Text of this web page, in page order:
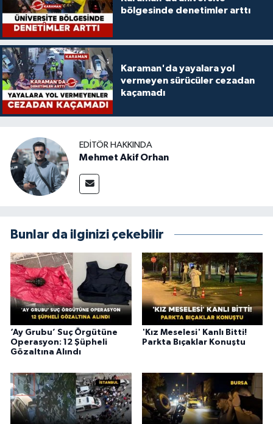
bölgesinde denetimler arttı
Karaman'da yayalara yol
vermeyen sürücüler cezadan
kaçamadı
EDITÖR HAKKINDA
Mehmet Akif Orhan
Bunlar da ilginizi çekebilir
‘Ay Grubu’ Suç Örgütüne
Operasyon: 12 Şüpheli
Gözaltına Alındı
'Kız Meselesi' Kanlı Bitti!
Parkta Bıçaklar Konuştu